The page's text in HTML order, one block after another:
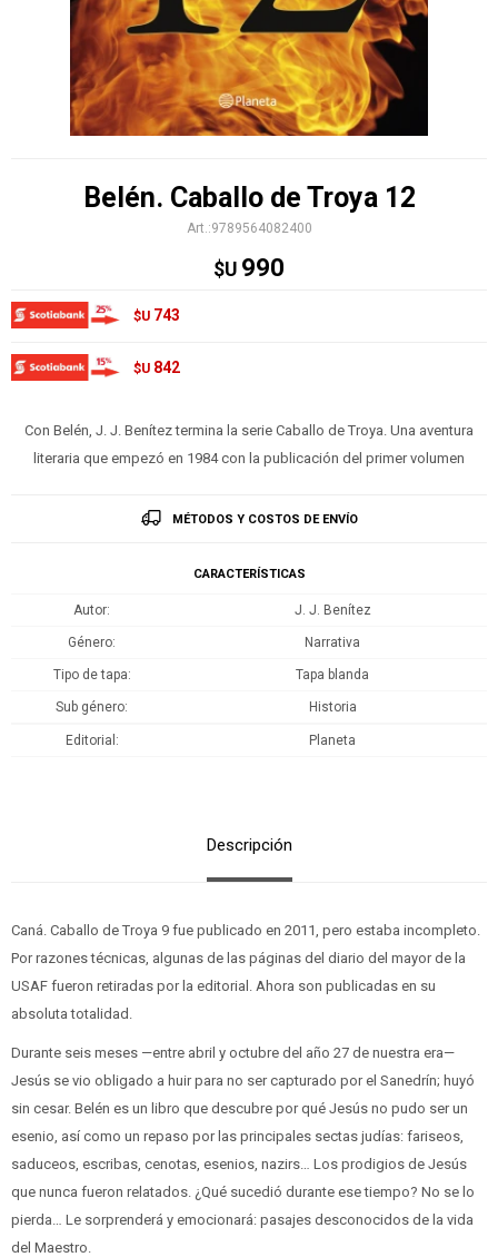
Belén. Caballo de Troya 12
9789564082400
$U 990
$U 743
$U 842
Con Belén, J. J. Benítez termina la serie Caballo de Troya. Una aventura
literaria que empezó en 1984 con la publicación del primer volumen
MÉTODOS Y COSTOS DE ENVÍO
CARACTERÍSTICAS
Autor J. J. Benítez
Género Narrativa
Tipo de tapa Tapa blanda
Sub género Historia
Editorial Planeta
Descripción
Caná. Caballo de Troya 9 fue publicado en 2011, pero estaba incompleto.
Por razones técnicas, algunas de las páginas del diario del mayor de la
USAF fueron retiradas por la editorial. Ahora son publicadas en su
absoluta totalidad.
Durante seis meses —entre abril y octubre del año 27 de nuestra era—
Jesús se vio obligado a huir para no ser capturado por el Sanedrín; huyó
sin cesar. Belén es un libro que descubre por qué Jesús no pudo ser un
esenio, así como un repaso por las principales sectas judías: fariseos,
saduceos, escribas, cenotas, esenios, nazirs… Los prodigios de Jesús
que nunca fueron relatados. ¿Qué sucedió durante ese tiempo? No se lo
pierda… Le sorprenderá y emocionará: pasajes desconocidos de la vida
del Maestro.